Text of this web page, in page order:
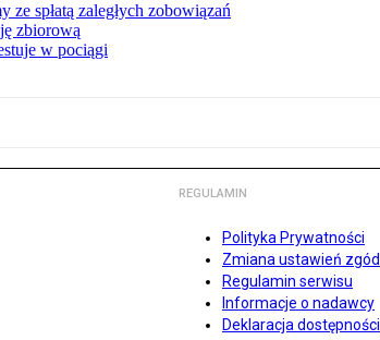
spłatą zaległych zobowiązań
zbiorową
w pociągi
REGULAMIN
Polityka Prywatności
Zmiana ustawień zgód
Regulamin serwisu
Informacje o nadawcy
Deklaracja dostępności